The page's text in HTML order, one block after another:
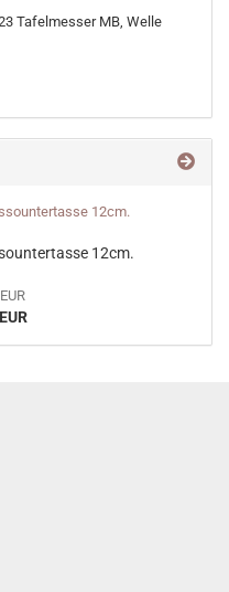
Tafelmesser MB, Welle
12cm.